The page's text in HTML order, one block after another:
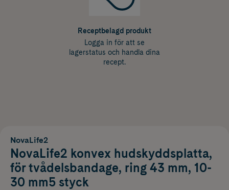
Receptbelagd produkt
Logga in för att se
lagerstatus och handla dina
recept.
NovaLife2
NovaLife2 konvex hudskyddsplatta,
för tvådelsbandage, ring 43 mm, 10-
30 mm5 styck